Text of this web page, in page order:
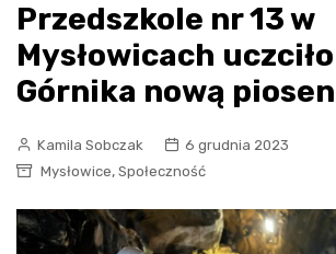
Przedszkole nr 13 w
Mysłowicach
Górnika nową
Kamila Sobczak
6 grudnia 2023
Mysłowice, Społeczność